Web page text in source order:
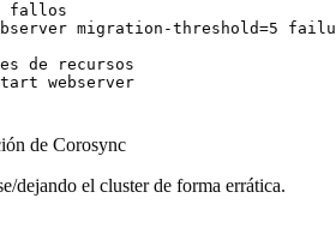
fallos
migration-threshold=5
de recursos
de Corosync
dejando el cluster de forma errática.